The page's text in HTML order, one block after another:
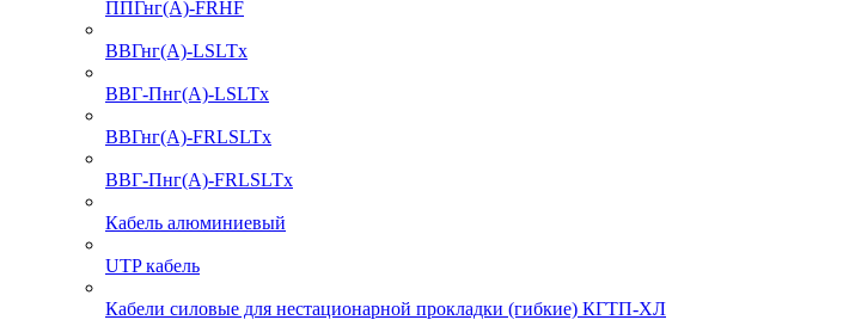
ППГнг(А)-FRHF
ВВГнг(А)-LSLTx
ВВГ-Пнг(А)-LSLTx
ВВГнг(А)-FRLSLTx
ВВГ-Пнг(А)-FRLSLTx
Кабель алюминиевый
UTP кабель
Кабели силовые для нестационарной прокладки (гибкие) КГТП-ХЛ